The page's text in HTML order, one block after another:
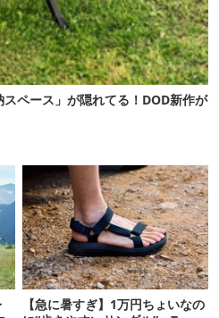
スペース」が隠れてる！DOD新作が
【急に暑すぎ】1万円ちょいなの